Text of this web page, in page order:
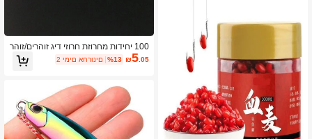
100 יחידות מחרוזת חרוזי דיג זוהרים/זוהר
ים בחושך, אביזרי פיתוי לדיג בנהר/ים
₪5.05
%13 2 ימים אחרונים